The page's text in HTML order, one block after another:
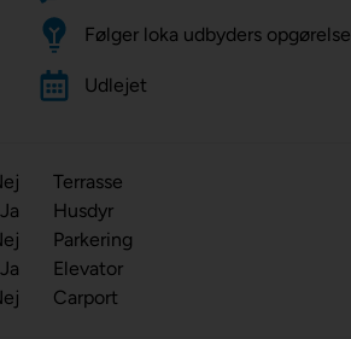
Følger loka udbyders opgørelse
Udlejet
Terrasse
Ja Husdyr
Parkering
Ja Elevator
Carport